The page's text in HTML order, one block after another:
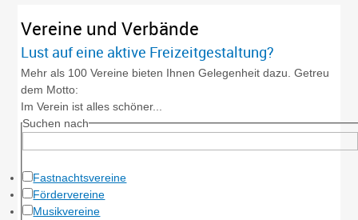
Vereine und Verbände
Lust auf eine aktive Freizeitgestaltung?
Mehr als 100 Vereine bieten Ihnen Gelegenheit dazu. Getreu
dem Motto:
Im Verein ist alles schöner...
Suchen nach
Fastnachtsvereine
Fördervereine
Musikvereine